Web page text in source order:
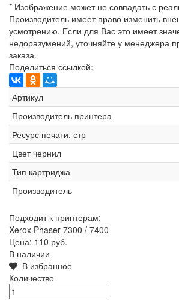
* Изображение может не совпадать с
Производитель имеет право изменить
усмотрению. Если для Вас это имеет
недоразумений, уточняйте у менеджера
заказа.
Поделиться ссылкой:
Артикул
Производитель принтера
Ресурс печати, стр
Цвет чернил
Тип картриджа
Производитель
Подходит к принтерам:
Xerox Phaser 7300 / 7400
Цена: 110 руб.
В наличии
В избранное
Количество